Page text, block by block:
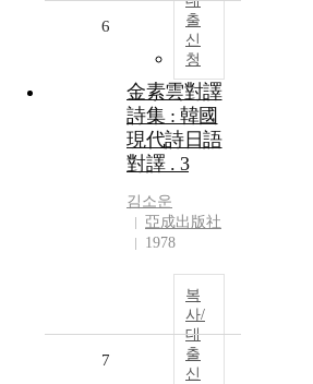
출
신
청
6
金素雲對譯
詩集 : 韓國
現代詩日語
對譯 . 3
김소운
亞成出版社
1978
복
사/
대
출
신
7